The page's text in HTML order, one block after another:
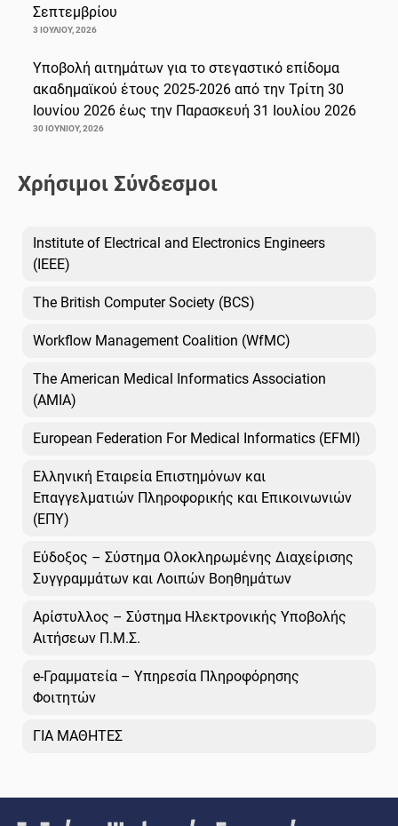
Σεπτεμβρίου
3 ΙΟΥΛΊΟΥ, 2026
Υποβολή αιτημάτων για το στεγαστικό επίδομα
ακαδημαϊκού έτους 2025-2026 από την Τρίτη 30
Ιουνίου 2026 έως την Παρασκευή 31 Ιουλίου 2026
30 ΙΟΥΝΊΟΥ, 2026
Χρήσιμοι Σύνδεσμοι
Institute of Electrical and Electronics Engineers
(IEEE)
The British Computer Society (BCS)
Workflow Management Coalition (WfMC)
The American Medical Informatics Association
(AMIA)
European Federation For Medical Informatics (EFMI)
Ελληνική Εταιρεία Επιστημόνων και
Επαγγελματιών Πληροφορικής και Επικοινωνιών
(ΕΠΥ)
Εύδοξος – Σύστημα Ολοκληρωμένης Διαχείρισης
Συγγραμμάτων και Λοιπών Βοηθημάτων
Αρίστυλλος – Σύστημα Ηλεκτρονικής Υποβολής
Αιτήσεων Π.Μ.Σ.
e-Γραμματεία – Υπηρεσία Πληροφόρησης
Φοιτητών
ΓΙΑ ΜΑΘΗΤΕΣ